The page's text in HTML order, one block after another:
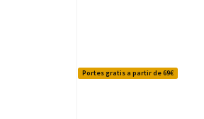
Portes gratis a partir de 69€